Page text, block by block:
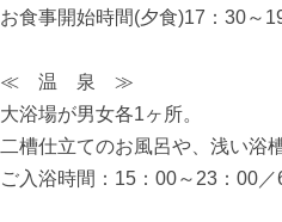
お食事開始時間(夕食)17：30～
≪ 温 泉 ≫
大浴場が男女各1ヶ所。
二槽仕立てのお風呂や、浅い浴
ご入浴時間：15：00～23：00